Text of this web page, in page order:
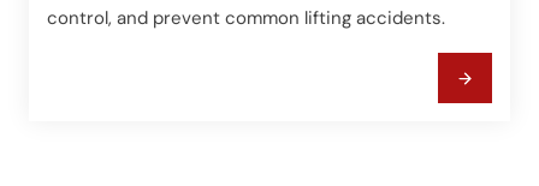
control, and prevent common lifting accidents.